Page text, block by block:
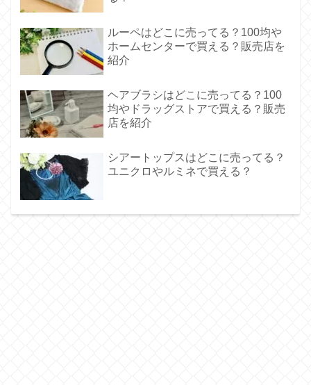
ルーペはどこに売ってる？100均や
ホームセンターで買える？販売店を
紹介
ヘアブラシはどこに売ってる？100
均やドラッグストアで買える？販売
店を紹介
シアートップスはどこに売ってる？
ユニクロやルミネで買える？